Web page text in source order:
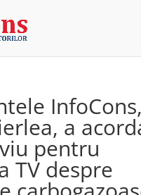
InfoCons,
a
pentru
TV despre